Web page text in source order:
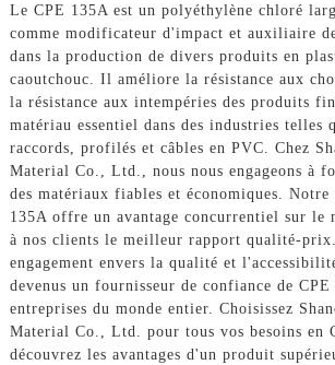
Le CPE 135A est un polyéthylène chloré
comme modificateur d'impact et auxiliaire
dans la production de divers produits en
caoutchouc. Il améliore la résistance aux
la résistance aux intempéries des produits
matériau essentiel dans des industries telles
raccords, profilés et câbles en PVC. Chez
Material Co., Ltd., nous nous engageons à
des matériaux fiables et économiques.
135A offre un avantage concurrentiel sur le
à nos clients le meilleur rapport qualité-
engagement envers la qualité et
devenus un fournisseur de confiance de
entreprises du monde entier. Choisissez
Material Co., Ltd. pour tous vos besoins en
découvrez les avantages d'un produit